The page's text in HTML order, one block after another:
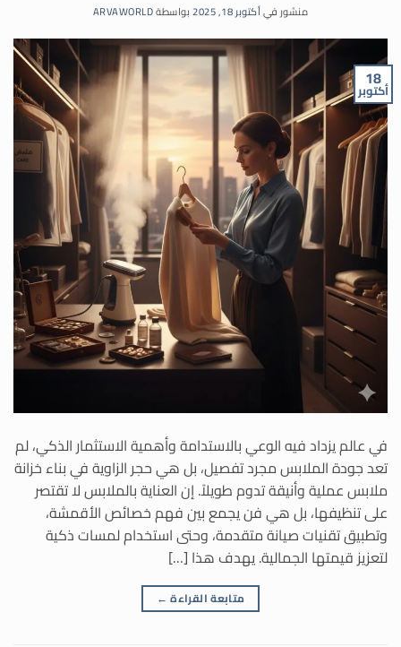
منشور فيأكتوبر 18, 2025 بواسطةARVAWORLD
18
أكتوبر
في عالم يزداد فيه الوعي بالاستدامة وأهمية الاستثمار الذكي، لم
تعد جودة الملابس مجرد تفصيل، بل هي حجر الزاوية في بناء خزانة
ملابس عملية وأنيقة تدوم طويلاً. إن العناية بالملابس لا تقتصر
على تنظيفها، بل هي فن يجمع بين فهم خصائص الأقمشة،
وتطبيق تقنيات صيانة متقدمة، وحتى استخدام لمسات ذكية
لتعزيز قيمتها الجمالية. يهدف هذا […]
متابعة القراءة ←